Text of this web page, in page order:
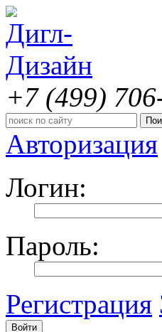
+7 (499)
Авторизация
Логин:
Пароль:
Регистрация